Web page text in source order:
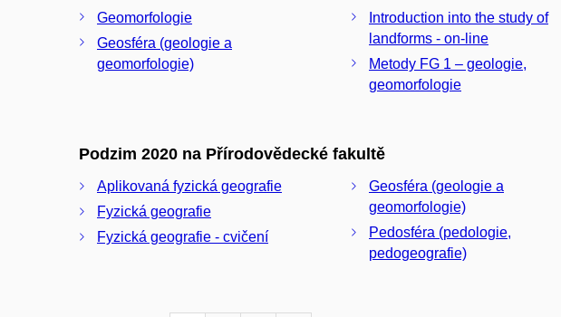
Geomorfologie
Geosféra (geologie a
geomorfologie)
Introduction into the study of
landforms - on-line
Metody FG 1 – geologie,
geomorfologie
Podzim 2020 na Přírodovědecké fakultě
Aplikovaná fyzická geografie
Fyzická geografie
Fyzická geografie - cvičení
Geosféra (geologie a
geomorfologie)
Pedosféra (pedologie,
pedogeografie)